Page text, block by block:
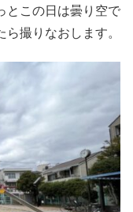
とこの日は曇り空で
撮りなおします。